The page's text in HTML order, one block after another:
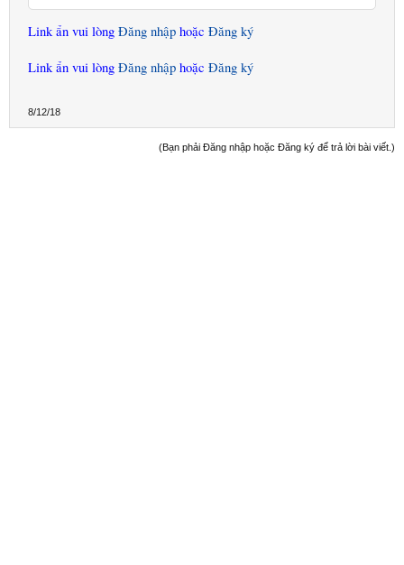
Link ẩn vui lòng Đăng nhập hoặc Đăng ký
Link ẩn vui lòng Đăng nhập hoặc Đăng ký
8/12/18
(Bạn phải Đăng nhập hoặc Đăng ký để trả lời bài viết.)